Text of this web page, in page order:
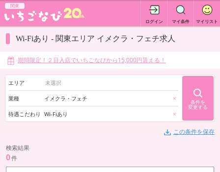
関東
ログイン マイ条件 マイリスト
Wi-Fiあり - 関東エリア イメクラ・フェチ求人
期間限定！２日入店でいちごなびから15,000円貰える！
エリア
業種 イメクラ・フェチ ×
待遇こだわり Wi-Fiあり ×
条件を
変更する
この条件を保存
検索結果
0件